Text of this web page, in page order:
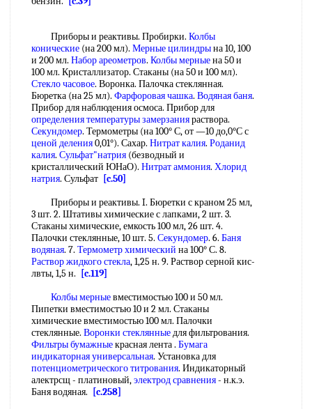
Приборы и реактивы. Пробирки. Колбы
конические (на 200 мл). Мерные цилиндрына 10, 100
и 200 мл. Набор ареометров. Колбы мерныена 50 и
100 мл. Кристаллизатор. Стаканы (на 50 и 100 мл).
Стекло часовое. Воронка. Палочка стеклянная.
Бюретка (на 25 мл). Фарфоровая чашка. Водяная баня.
Прибор для наблюдения осмоса. Прибор для
определения температуры замерзанияраствора.
Секундомер. Термометры (на 100° С, от —10 до,0°С с
ценой деления0,01°). Сахар. Нитрат калия. Роданид
калия. Сульфат"натрия (безводный и
кристаллический ЮНаО). Нитрат аммония. Хлорид
натрия. Сульфат [c.50]
Приборы и реактивы. I. Бюретки с краном 25 мл,
3 шт. 2. Штативы химические с лапками, 2 шт. 3.
Стаканы химические, емкость 100 мл, 26 шт. 4.
Палочки стеклянные, 10 шт. 5. Секундомер. 6. Баня
водяная. 7. Термометр химический на 100° С. 8.
Раствор жидкого стекла, 1,25 н. 9. Раствор серной кис-
лвты, 1,5 н.
[c.119]
Колбы мерныевместимостью 100 и 50 мл.
Пипетки вместимостъю 10 и 2 мл. Стаканы
химические вместимостью 100 мл. Палочки
стеклянные. Воронки стеклянныедля фильтрования.
Фильтры бумажныекрасная лента . Бумага
индикаторная универсальная. Установка для
потенциометрического титрования. Индикаторный
алектрсщ - платиновый,электрод сравнения- н.к.э.
Баня водяная.
[c.258]